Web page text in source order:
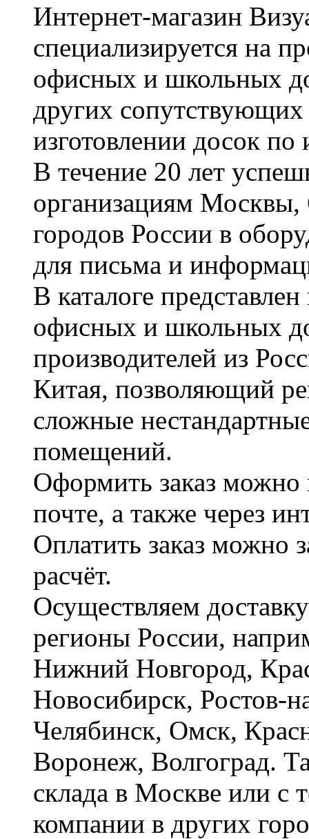
Интернет-магазин
специализируется на
офисных и школьных
других сопутствующих
изготовлении досок по
В течение 20 лет
организациям Москвы,
городов России в
для письма и
В каталоге
офисных и школьных
производителей из
Китая, позволяющий
сложные
помещений.
Оформить заказ можно
почте, а также через
Оплатить заказ можно
расчёт.
Осуществляем
регионы России,
Нижний Новгород,
Новосибирск, Ростов-
Челябинск, Омск,
Воронеж, Волгоград.
склада в Москве или с
компании в других